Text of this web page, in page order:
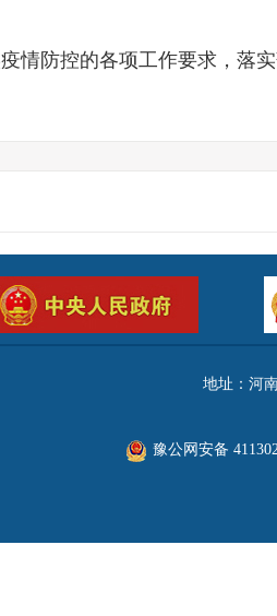
情防控的各项工作要求，落
地址：河
豫公网安备